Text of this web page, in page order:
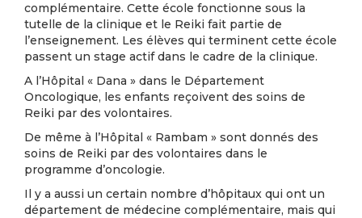
complémentaire. Cette école fonctionne sous la
tutelle de la clinique et le Reiki fait partie de
l’enseignement. Les élèves qui terminent cette école
passent un stage actif dans le cadre de la clinique.
A l’Hôpital « Dana » dans le Département
Oncologique, les enfants reçoivent des soins de
Reiki par des volontaires.
De même à l’Hôpital « Rambam » sont donnés des
soins de Reiki par des volontaires dans le
programme d’oncologie.
Il y a aussi un certain nombre d’hôpitaux qui ont un
département de médecine complémentaire, mais qui